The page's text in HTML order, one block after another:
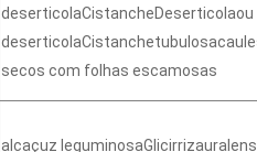
deserticolaCistancheDeserticolaou
secos com folhas escamosas
alcaçuz